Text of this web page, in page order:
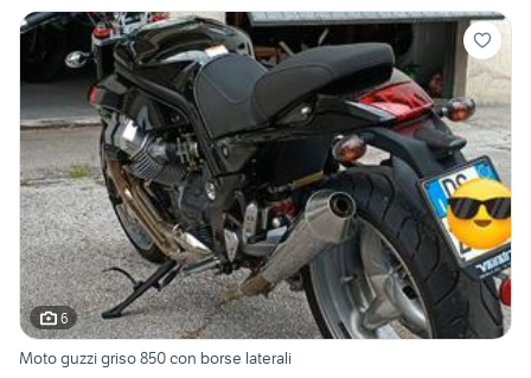
6
Moto guzzi griso 850 con borse laterali